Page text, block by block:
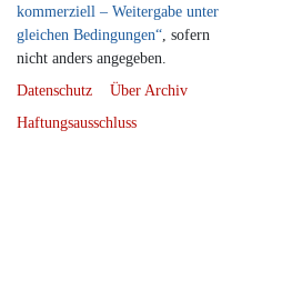
kommerziell – Weitergabe unter
gleichen Bedingungen“, sofern
nicht anders angegeben.
Datenschutz
Über Archiv
Haftungsausschluss